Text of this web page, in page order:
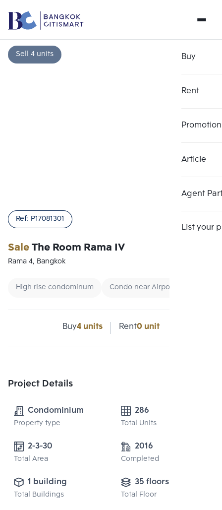
Buy
Rent
Promotion
Article
Agent
List your
Sell 4 units
SaleThe Room Rama IV
Ref: P17081301
Rama 4, Bangkok
High rise condominum Condo near Airport link
Buy4 units Rent0 unit
Project Details
Condominium
Property type
286
Total Units
Total Area
2016
Completed
1 building
Total Buildings
35 floors
Total Floor
Number 3